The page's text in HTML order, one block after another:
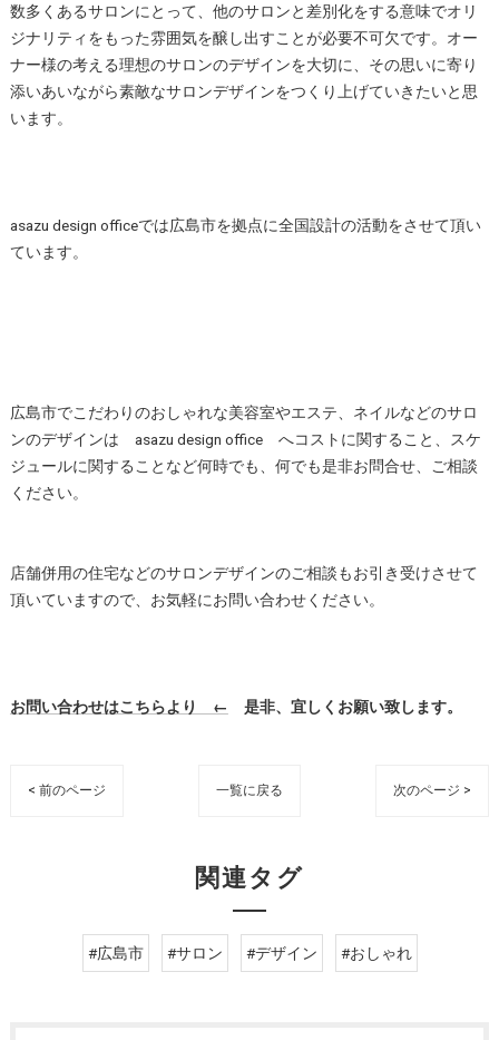
数多くあるサロンにとって、他のサロンと差別化をする意味でオリ
ジナリティをもった雰囲気を醸し出すことが必要不可欠です。オー
ナー様の考える理想のサロンのデザインを大切に、その思いに寄り
添いあいながら素敵なサロンデザインをつくり上げていきたいと思
います。
asazu design officeでは広島市を拠点に全国設計の活動をさせて頂い
ています。
広島市でこだわりのおしゃれな美容室やエステ、ネイルなどのサロ
ンのデザインは asazu design office へコストに関すること、スケ
ジュールに関することなど何時でも、何でも是非お問合せ、ご相談
ください。
店舗併用の住宅などのサロンデザインのご相談もお引き受けさせて
頂いていますので、お気軽にお問い合わせください。
お問い合わせはこちらより ← 是非、宜しくお願い致します。
< 前のページ 一覧に戻る 次のページ >
関連タグ
#広島市 #サロン #デザイン #おしゃれ